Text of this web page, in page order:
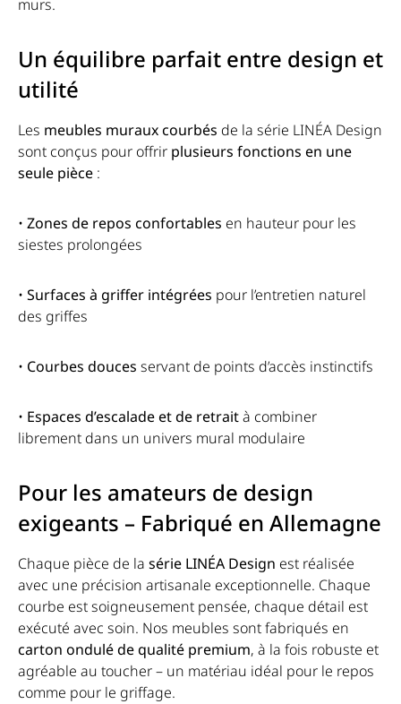
pour créer un mur d’escalade personnalisé. Que ce soit
les environnements avec élégance. Conseil de montage
: Pensez à utiliser des vis suffisamment longues pour
garantir la stabilité du meuble face à la force exercée
par un chat qui bondit. Une fixation trop courte pourrait
se desserrer avec le temps. Un design félin qui sublime
votre intérieur LE ROULEAU WALL-KIT n’est pas
seulement un meuble pour chat, c’est une œuvre
contemporaines et plaisir félin. Offrez à votre
compagnon un espace raffiné pour griffer, observer et
unique.
murs.
Un équilibre parfait entre design et
utilité
Les meubles muraux courbés de la série LINÉA Design
sont conçus pour offrir plusieurs fonctions en une
seule pièce :
• Zones de repos confortables en hauteur pour les
siestes prolongées
• Surfaces à griffer intégrées pour l’entretien naturel
des griffes
• Courbes douces servant de points d’accès instinctifs
• Espaces d’escalade et de retraità combiner
librement dans un univers mural modulaire
Pour les amateurs de design
exigeants – Fabriqué en Allemagne
Chaque pièce de la série LINÉA Design est réalisée
avec une précision artisanale exceptionnelle. Chaque
courbe est soigneusement pensée, chaque détail est
exécuté avec soin. Nos meubles sont fabriqués en
carton ondulé de qualité premium, à la fois robuste et
agréable au toucher – un matériau idéal pour le repos
comme pour le griffage.